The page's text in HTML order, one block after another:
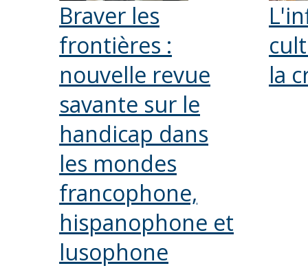
Braver les
frontières :
nouvelle revue
savante sur le
handicap dans
les mondes
francophone,
hispanophone et
lusophone
la